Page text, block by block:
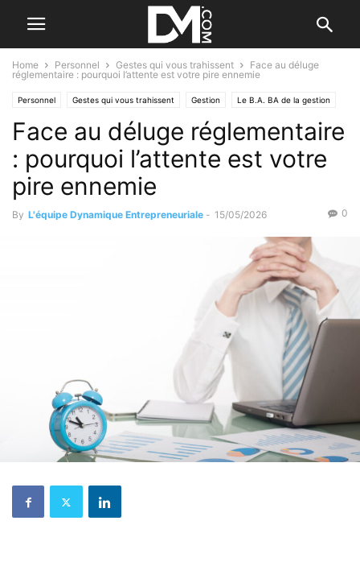
Home Personnel Gestes qui vous trahissent
Face au déluge
réglementaire : pourquoi l’attente est votre pire ennemie
Personnel Gestes qui vous trahissent Gestion Le B.A. BA de la gestion
Les fautes de gestion Business Valorisation d'entreprise
Face au déluge réglementaire
: pourquoi l’attente est votre
pire ennemie
By L'équipe Dynamique Entrepreneuriale - 15/05/2026 0